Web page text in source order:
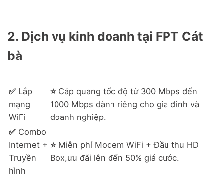
2. Dịch vụ kinh doanh tại FPT Cát
bà
✅ Lắp
mạng
WiFi
⭐ Cáp quang tốc độ từ 300 Mbps đến
1000 Mbps dành riêng cho gia đình và
doanh nghiệp.
✅ Combo
Internet +
Truyền
hình
⭐ Miễn phí Modem WiFi + Đầu thu HD
Box,ưu đãi lên đến 50% giá cước.